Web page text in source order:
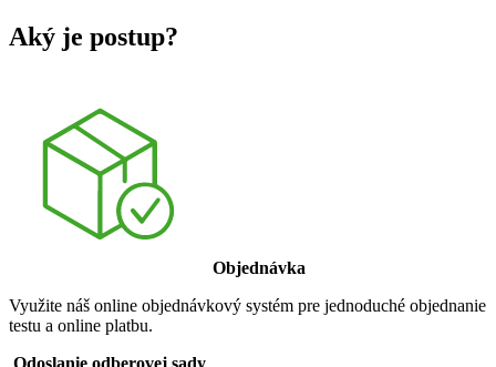
Aký je postup?
Objednávka
Využite náš online objednávkový systém pre jednoduché objednanie
testu a online platbu.
Odoslanie odberovej sady